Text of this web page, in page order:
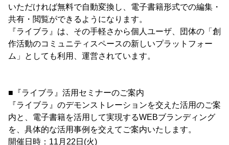
いただければ無料で自動変換し、電子書籍形式での編集・
共有・閲覧ができるようになります。
『ライブラ』は、その手軽さから個人ユーザ、団体の「創
作活動のコミュニティスペースの新しいプラットフォー
ム」としても利用、運営されています。
■『ライブラ』活用セミナーのご案内
『ライブラ』のデモンストレーションを交えた活用のご案
内と、電子書籍を活用して実現するWEBブランディング
を、具体的な活用事例を交えてご案内いたします。
開催日時：11月22日(火)